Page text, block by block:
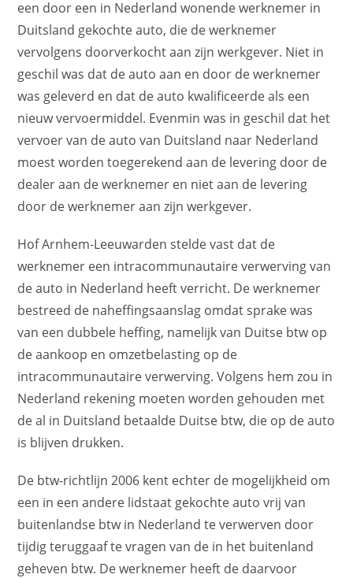
een door een in Nederland wonende werknemer in
Duitsland gekochte auto, die de werknemer
vervolgens doorverkocht aan zijn werkgever. Niet in
geschil was dat de auto aan en door de werknemer
was geleverd en dat de auto kwalificeerde als een
nieuw vervoermiddel. Evenmin was in geschil dat het
vervoer van de auto van Duitsland naar Nederland
moest worden toegerekend aan de levering door de
dealer aan de werknemer en niet aan de levering
door de werknemer aan zijn werkgever.
Hof Arnhem-Leeuwarden stelde vast dat de
werknemer een intracommunautaire verwerving van
de auto in Nederland heeft verricht. De werknemer
bestreed de naheffingsaanslag omdat sprake was
van een dubbele heffing, namelijk van Duitse btw op
de aankoop en omzetbelasting op de
intracommunautaire verwerving. Volgens hem zou in
Nederland rekening moeten worden gehouden met
de al in Duitsland betaalde Duitse btw, die op de auto
is blijven drukken.
De btw-richtlijn 2006 kent echter de mogelijkheid om
een in een andere lidstaat gekochte auto vrij van
buitenlandse btw in Nederland te verwerven door
tijdig teruggaaf te vragen van de in het buitenland
geheven btw. De werknemer heeft de daarvoor